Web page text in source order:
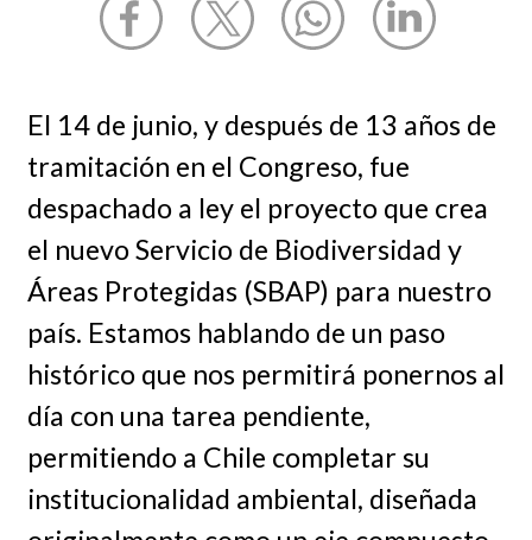
El 14 de junio, y después de 13 años de
tramitación en el Congreso, fue
despachado a ley el proyecto que crea
el nuevo Servicio de Biodiversidad y
Áreas Protegidas (SBAP) para nuestro
país. Estamos hablando de un paso
histórico que nos permitirá ponernos al
día con una tarea pendiente,
permitiendo a Chile completar su
institucionalidad ambiental, diseñada